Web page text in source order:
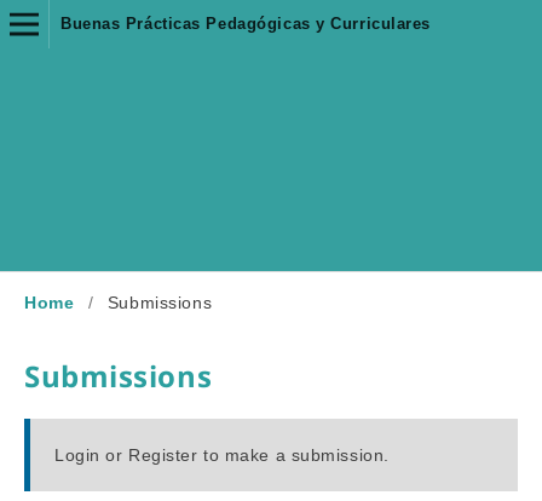
Buenas Prácticas Pedagógicas y Curriculares
Home / Submissions
Submissions
Login or Register to make a submission.